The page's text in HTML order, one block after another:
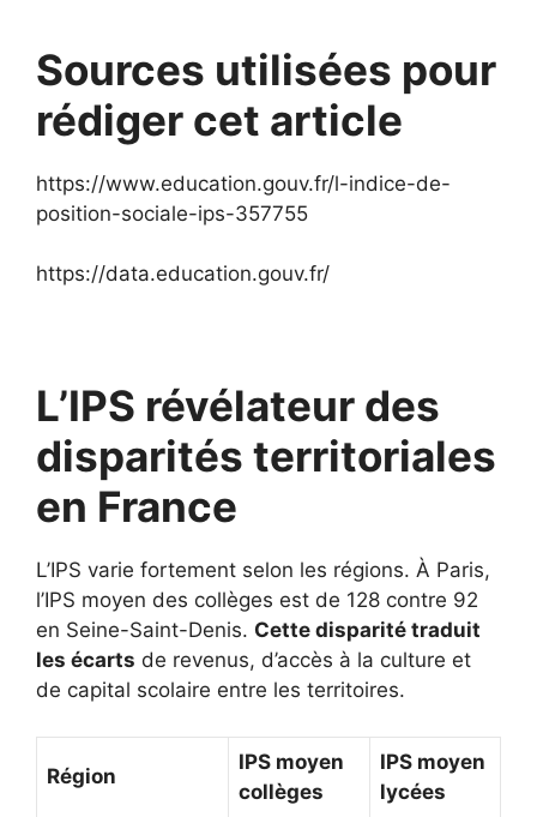
Sources utilisées pour
rédiger cet article
https://www.education.gouv.fr/l-indice-de-
position-sociale-ips-357755
https://data.education.gouv.fr/
L’IPS révélateur des
disparités territoriales
en France
L’IPS varie fortement selon les régions. À Paris,
l’IPS moyen des collèges est de 128 contre 92
en Seine-Saint-Denis. Cette disparité traduit
les écarts de revenus, d’accès à la culture et
de capital scolaire entre les territoires.
Région
IPS moyen
collèges
IPS moyen
lycées